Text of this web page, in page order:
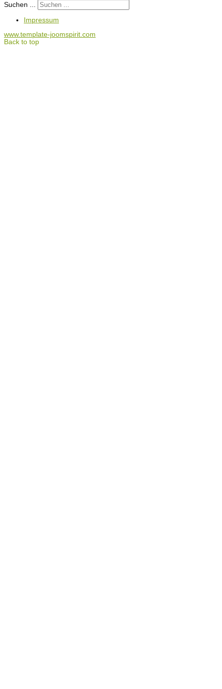
Suchen ...
Impressum
www.template-joomspirit.com
Back to top